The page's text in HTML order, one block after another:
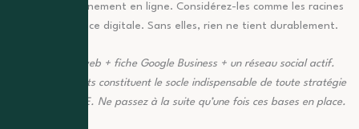
pour exister dignement en ligne. Considérez-les comme les racines
de votre présence digitale. Sans elles, rien ne tient durablement.
Site web + fiche Google Business + un réseau social actif.
Ces trois éléments constituent le socle indispensable de toute stratégie
digitale pour TPE. Ne passez à la suite qu’une fois ces bases en place.